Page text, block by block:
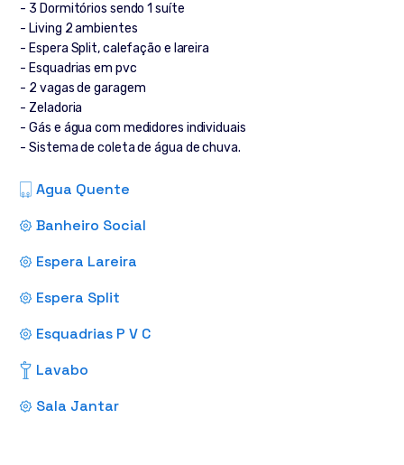
- 3 Dormitórios sendo 1 suíte
- Living 2 ambientes
- Espera Split, calefação e lareira
- Esquadrias em pvc
- 2 vagas de garagem
- Zeladoria
- Gás e água com medidores individuais
- Sistema de coleta de água de chuva.
Agua Quente
Banheiro Social
Espera Lareira
Espera Split
Esquadrias P V C
Lavabo
Sala Jantar